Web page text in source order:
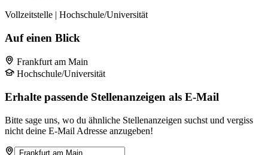
Vollzeitstelle | Hochschule/Universität
Auf einen Blick
Frankfurt am Main
Hochschule/Universität
Erhalte passende Stellenanzeigen als E-Mail
Bitte sage uns, wo du ähnliche Stellenanzeigen suchst und vergiss
nicht deine E-Mail Adresse anzugeben!